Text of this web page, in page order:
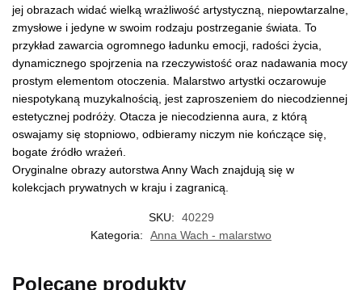
jej obrazach widać wielką wrażliwość artystyczną, niepowtarzalne,
zmysłowe i jedyne w swoim rodzaju postrzeganie świata. To
przykład zawarcia ogromnego ładunku emocji, radości życia,
dynamicznego spojrzenia na rzeczywistość oraz nadawania mocy
prostym elementom otoczenia. Malarstwo artystki oczarowuje
niespotykaną muzykalnością, jest zaproszeniem do niecodziennej
estetycznej podróży. Otacza je niecodzienna aura, z którą
oswajamy się stopniowo, odbieramy niczym nie kończące się,
bogate źródło wrażeń.
Oryginalne obrazy autorstwa Anny Wach znajdują się w
kolekcjach prywatnych w kraju i zagranicą.
SKU:
40229
Kategoria:
Anna Wach - malarstwo
Polecane produkty